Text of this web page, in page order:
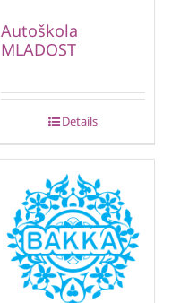
Autoškola
MLADOST
Details